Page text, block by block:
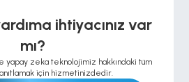
ihtiyacınız var
mı?
yapay zeka teknolojimiz hakkındaki tüm
için hizmetinizdedir.